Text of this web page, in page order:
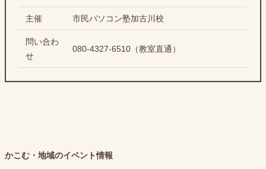
主催 市民パソコン塾加古川校
問い合わ
せ
080-4327-6510（教室直通）
かこむ・地域のイベント情報